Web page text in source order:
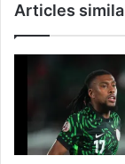
Articles